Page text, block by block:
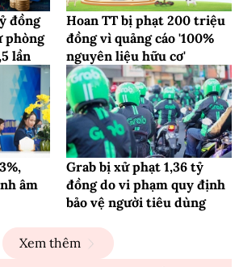
đồng
phòng
lần
Hoan TT bị phạt 200 triệu
đồng vì quảng cáo '100%
nguyên liệu hữu cơ'
âm
Grab bị xử phạt 1,36 tỷ
đồng do vi phạm quy định
bảo vệ người tiêu dùng
Xem thêm